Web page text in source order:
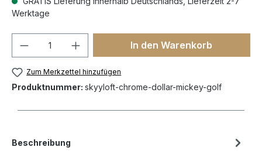
Werktage
In den Warenkorb
Zum Merkzettel hinzufügen
Produktnummer: skyyloft-chrome-dollar-mickey-golf
Beschreibung